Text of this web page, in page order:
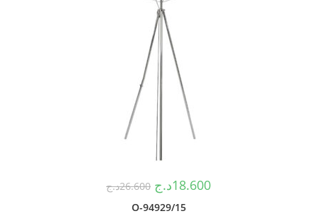
26.600د.ج 18.600د.ج
O-94929/15